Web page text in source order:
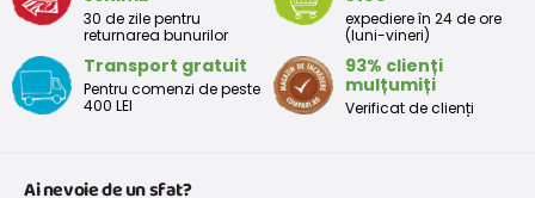
30 de zile pentru
returnarea bunurilor
expediere în 24 de ore
(luni-vineri)
Transport gratuit
Pentru comenzi de peste
400 LEI
93% clienți
mulțumiți
Verificat de clienți
Ai nevoie de un sfat?